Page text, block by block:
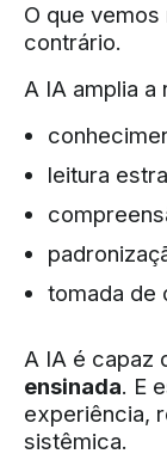
O que
contrário.
A IA amplia a
leitura
tomada de
A IA é capaz
ensinada. E
experiência,
sistêmica.